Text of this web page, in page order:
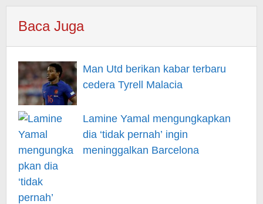
Baca Juga
Man Utd berikan kabar terbaru
cedera Tyrell Malacia
Lamine Yamal mengungkapkan
dia ‘tidak pernah’ ingin
meninggalkan Barcelona